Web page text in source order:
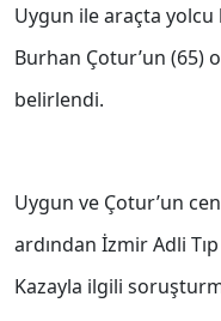
Uygun ile araçta yolcu
Burhan Çotur’un (65)
belirlendi.
Uygun ve Çotur’un
ardından İzmir Adli
Kazayla ilgili